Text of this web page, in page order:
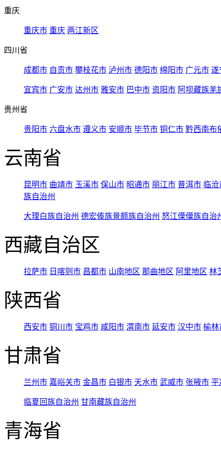
重庆
重庆市 重庆 两江新区
四川省
成都市 自贡市 攀枝花市 泸州市 德阳市 绵阳市 广元市 遂
宜宾市 广安市 达州市 雅安市 巴中市 资阳市 阿坝藏族羌
贵州省
贵阳市 六盘水市 遵义市 安顺市 毕节市 铜仁市 黔西南布
云南省
昆明市 曲靖市 玉溪市 保山市 昭通市 丽江市 普洱市 临
族自治州
大理白族自治州 德宏傣族景颇族自治州 怒江傈僳族自治
西藏自治区
拉萨市 日喀则市 昌都市 山南地区 那曲地区 阿里地区 林
陕西省
西安市 铜川市 宝鸡市 咸阳市 渭南市 延安市 汉中市 榆林
甘肃省
兰州市 嘉峪关市 金昌市 白银市 天水市 武威市 张掖市 平
临夏回族自治州 甘南藏族自治州
青海省